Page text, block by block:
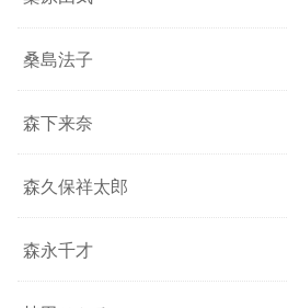
桑島法子
森下来奈
森久保祥太郎
森永千才